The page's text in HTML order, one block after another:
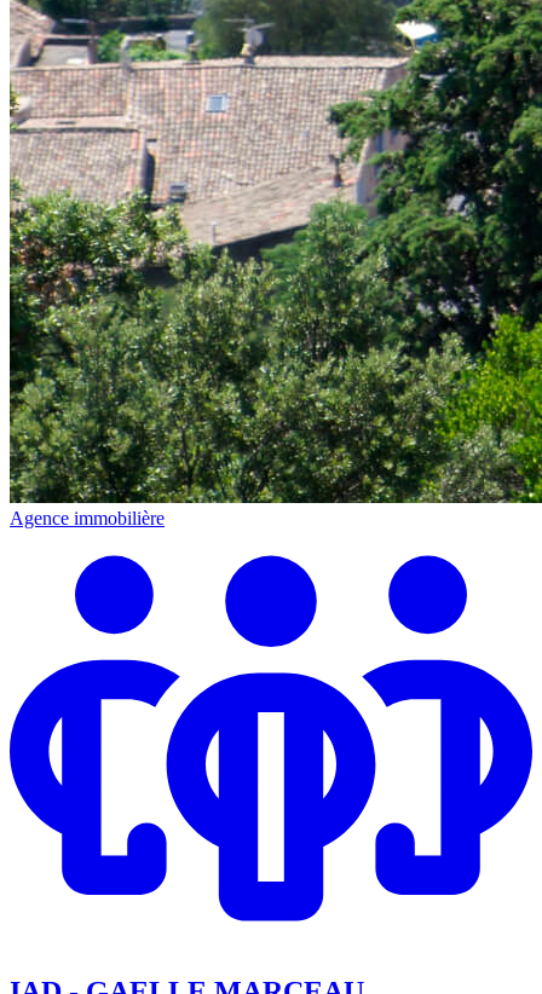
Agence immobilière